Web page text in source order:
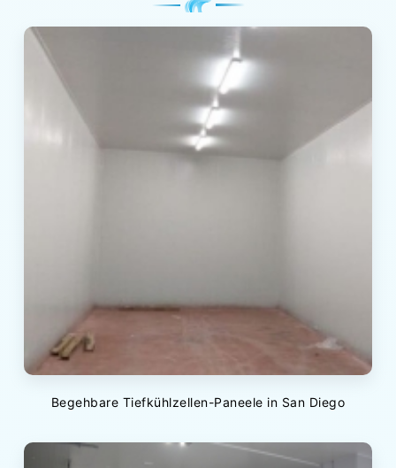
Begehbare Tiefkühlzellen-Paneele in San Diego